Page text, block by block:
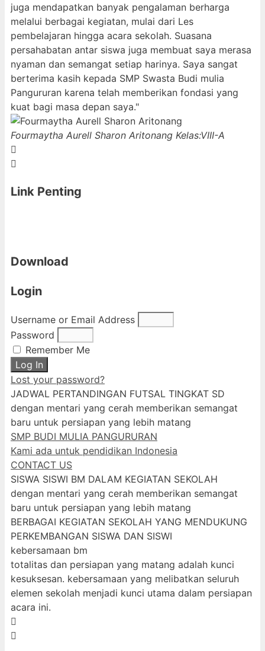
juga mendapatkan banyak pengalaman berharga
melalui berbagai kegiatan, mulai dari Les
pembelajaran hingga acara sekolah. Suasana
persahabatan antar siswa juga membuat saya merasa
nyaman dan semangat setiap harinya. Saya sangat
berterima kasih kepada SMP Swasta Budi mulia
Pangururan karena telah memberikan fondasi yang
kuat bagi masa depan saya."
Fourmaytha Aurell Sharon Aritonang Kelas:VIII-A
Link Penting
Download
Login
Username or Email Address
Password
Remember Me
Log In
Lost your password?
JADWAL PERTANDINGAN FUTSAL TINGKAT SD
dengan mentari yang cerah memberikan semangat
baru untuk persiapan yang lebih matang
SMP BUDI MULIA PANGURURAN
Kami ada untuk pendidikan Indonesia
CONTACT US
SISWA SISWI BM DALAM KEGIATAN SEKOLAH
dengan mentari yang cerah memberikan semangat
baru untuk persiapan yang lebih matang
BERBAGAI KEGIATAN SEKOLAH YANG MENDUKUNG
PERKEMBANGAN SISWA DAN SISWI
kebersamaan bm
totalitas dan persiapan yang matang adalah kunci
kesuksesan. kebersamaan yang melibatkan seluruh
elemen sekolah menjadi kunci utama dalam persiapan
acara ini.